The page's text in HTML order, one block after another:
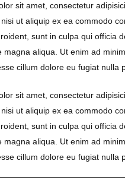
sit amet, consectetur
ut aliquip ex ea commodo
sunt in culpa qui officia
magna aliqua. Ut enim ad
cillum dolore eu fugiat nulla
sit amet, consectetur
ut aliquip ex ea commodo
sunt in culpa qui officia
magna aliqua. Ut enim ad
cillum dolore eu fugiat nulla